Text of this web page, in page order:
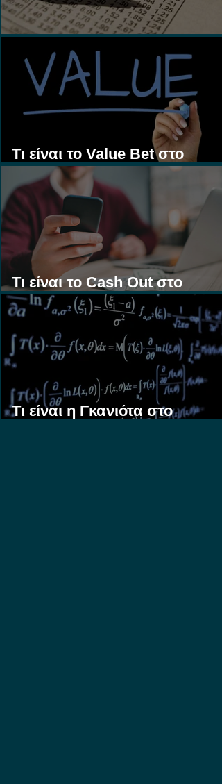
Τι είναι τα Ασιατικά Χάντικαπ;
Τι είναι το Value Bet στο
Στοίχημα;
Τι είναι το Cash Out στο
Στοίχημα;
Τι είναι η Γκανιότα στο